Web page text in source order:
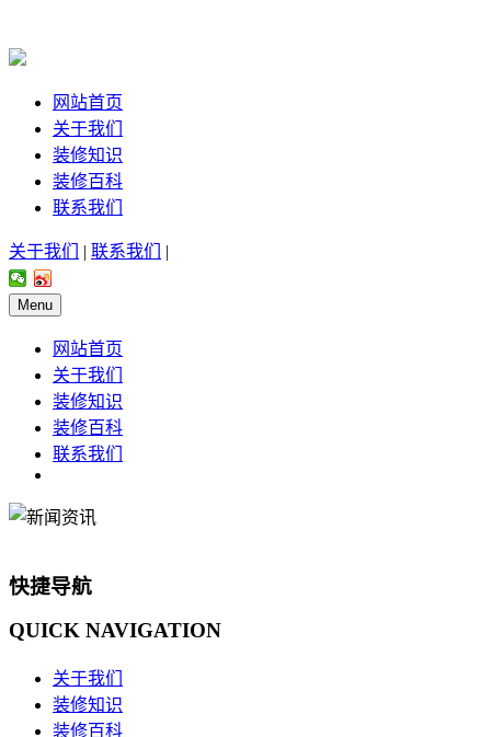
网站首页
关于我们
装修知识
装修百科
联系我们
关于我们 | 联系我们 |
Menu
网站首页
关于我们
装修知识
装修百科
联系我们
快捷导航
QUICK NAVIGATION
关于我们
装修知识
装修百科